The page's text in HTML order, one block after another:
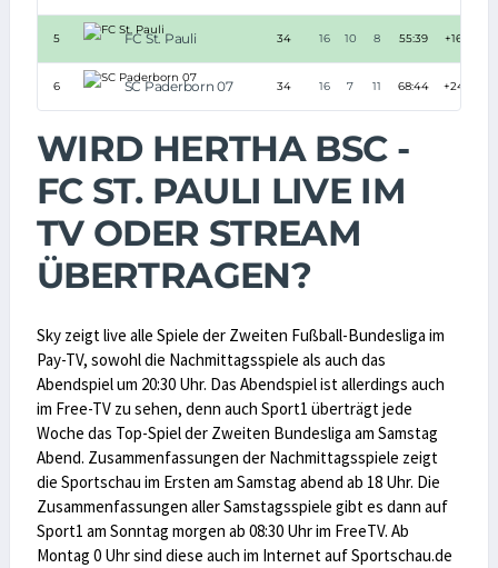
5 FC St. Pauli 34 16 10 8 55:39 +16
6 SC Paderborn 07 34 16 7 11 68:44 +24
WIRD HERTHA BSC -
FC ST. PAULI LIVE IM
TV ODER STREAM
ÜBERTRAGEN?
Sky zeigt live alle Spiele der Zweiten Fußball-Bundesliga im
Pay-TV, sowohl die Nachmittagsspiele als auch das
Abendspiel um 20:30 Uhr. Das Abendspiel ist allerdings auch
im Free-TV zu sehen, denn auch Sport1 überträgt jede
Woche das Top-Spiel der Zweiten Bundesliga am Samstag
Abend. Zusammenfassungen der Nachmittagsspiele zeigt
die Sportschau im Ersten am Samstag abend ab 18 Uhr. Die
Zusammenfassungen aller Samstagsspiele gibt es dann auf
Sport1 am Sonntag morgen ab 08:30 Uhr im FreeTV. Ab
Montag 0 Uhr sind diese auch im Internet auf Sportschau.de